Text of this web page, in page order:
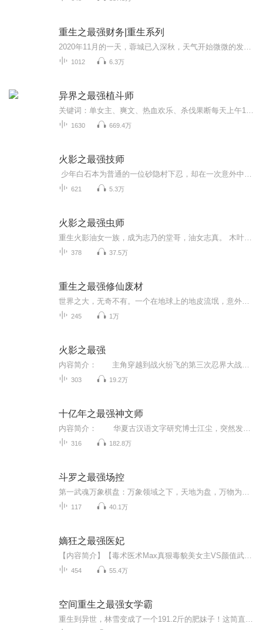
重生之最强财务|重生系列
1012 6.3万
异界之最强植斗师
1630 669.4万
火影之最强技师
621 5.3万
火影之最强虫师
378 37.5万
重生之最强修仙废材
245 1万
火影之最强
303 19.2万
十亿年之最强神文师
316 182.8万
斗罗之最强场控
117 40.1万
嫡狂之最强医妃
454 55.4万
空间重生之最强女学霸